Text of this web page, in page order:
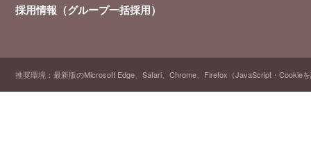
採用情報（グループ一括採用）
推奨環境：最新版のMicrosoft Edge、Safari、Chrome、Firefox（JavaScript・Cookie